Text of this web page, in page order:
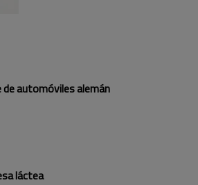
de automóviles alemán
láctea